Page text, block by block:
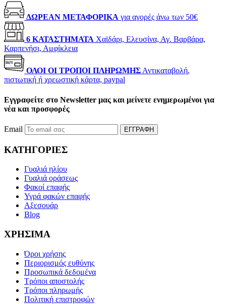
ΔΩΡΕΑΝ ΜΕΤΑΦΟΡΙΚΑ για αγορές άνω των 50€
6 ΚΑΤΑΣΤΗΜΑΤΑ Χαϊδάρι, Ελευσίνα, Αγ. Βαρβάρα,
Καρπενήσι, Αμφίκλεια
ΟΛΟΙ ΟΙ ΤΡΟΠΟΙ ΠΛΗΡΩΜΗΣΑντικαταβολή,
πιστωτική ή χρεωστική κάρτα, paypal
Εγγραφείτε στο Newsletter μας και μείνετε ενημερωμένοι για
νέα και προσφορές
Email ΕΓΓΡΑΦΗ
ΚΑΤΗΓΟΡΙΕΣ
Γυαλιά ηλίου
Γυαλιά οράσεως
Φακοί επαφής
Υγρά φακών επαφής
Αξεσουάρ
Blog
ΧΡΗΣΙΜΑ
Όροι χρήσης
Περιορισμός ευθύνης
Προσωπικά δεδομένα
Τρόποι αποστολής
Τρόποι πληρωμής
Πολιτική επιστροφών